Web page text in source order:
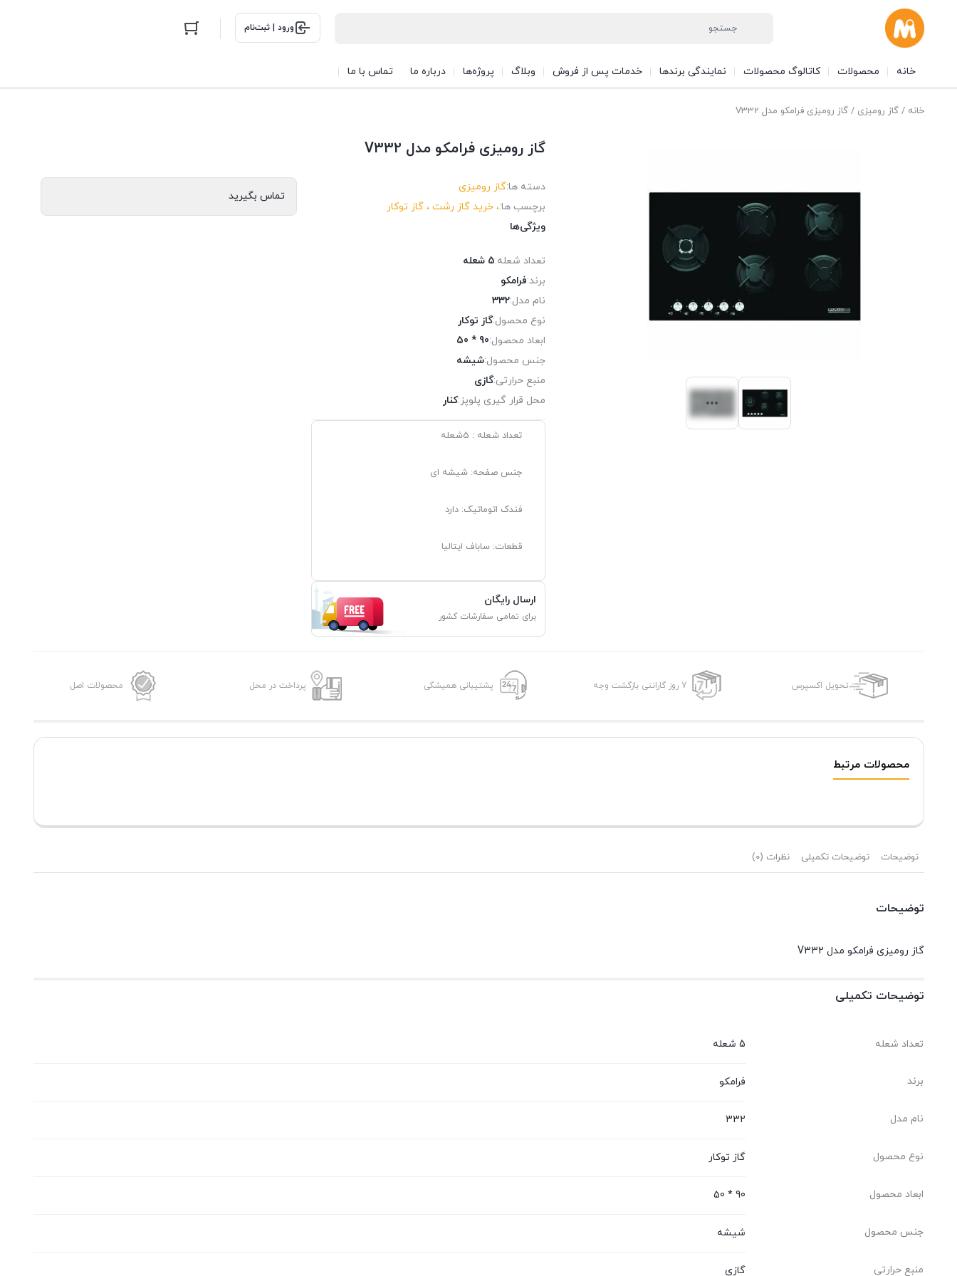
ورود | ثبت‌نام
خانه محصولات کاتالوگ محصولات نمایندگی برندها خدمات پس از فروش وبلاگ پروژه‌ها درباره ما تماس با ما
خانه /گاز رومیزی / گاز رومیزی فرامکو مدل V332
گاز رومیزی فرامکو مدل V332
دسته ها:گاز رومیزی
برچسب ها:، خرید گاز رشت ، گاز توکار
ویژگی‌ها
تعداد شعله:5 شعله
برند:فرامکو
نام مدل:332
نوع محصول:گاز توکار
ابعاد محصول:90 * 50
جنس محصول:شیشه
منبع حرارتی:گازی
محل قرار گیری پلوپز:کنار
تعداد شعله : 5شعله
جنس صفحه: شیشه ای
فندک اتوماتیک: دارد
قطعات: ساباف ایتالیا
ارسال رایگان
برای تمامی سفارشات کشور
تماس بگیرید
تحویل اکسپرس 7 روز گارانتی بازگشت وجه پشتیبانی همیشگی پرداخت در محل محصولات اصل
محصولات مرتبط
توضیحات توضیحات تکمیلی نظرات (0)
توضیحات
گاز رومیزی فرامکو مدل V332
توضیحات تکمیلی
تعداد شعله 5 شعله
برند فرامکو
نام مدل 332
نوع محصول گاز توکار
ابعاد محصول 90 * 50
جنس محصول شیشه
منبع حرارتی گازی